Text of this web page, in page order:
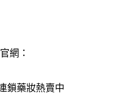
網：​
鎖藥妝熱賣中​